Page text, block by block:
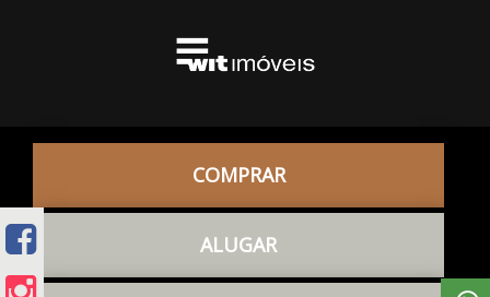
COMPRAR
ALUGAR